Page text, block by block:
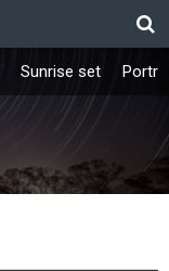
Sunrise set